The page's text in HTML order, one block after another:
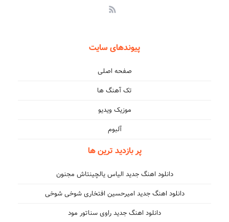
پیوندهای سایت
صفحه اصلی
تک آهنگ ها
موزیک ویدیو
آلبوم
پر بازدید ترین ها
دانلود اهنگ جدید الیاس یالچینتاش مجنون
دانلود اهنگ جدید امیرحسین افتخاری شوخی شوخی
دانلود اهنگ جدید راوی سناتور مود